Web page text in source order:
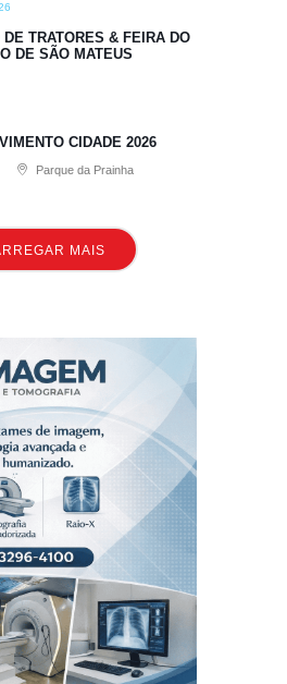
DE TRATORES & FEIRA DO
DE SÃO MATEUS
CIDADE 2026
Parque da Prainha
MAIS